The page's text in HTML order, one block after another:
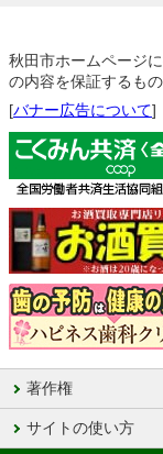
秋田市ホームページ
の内容を保証するも
[バナー広告について]
著作権
サイトの使い方